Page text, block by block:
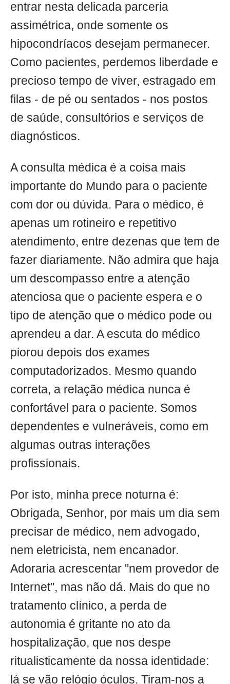
entrar nesta delicada parceria
assimétrica, onde somente os
hipocondríacos desejam permanecer.
Como pacientes, perdemos liberdade e
precioso tempo de viver, estragado em
filas - de pé ou sentados - nos postos
de saúde, consultórios e serviços de
diagnósticos.
A consulta médica é a coisa mais
importante do Mundo para o paciente
com dor ou dúvida. Para o médico, é
apenas um rotineiro e repetitivo
atendimento, entre dezenas que tem de
fazer diariamente. Não admira que haja
um descompasso entre a atenção
atenciosa que o paciente espera e o
tipo de atenção que o médico pode ou
aprendeu a dar. A escuta do médico
piorou depois dos exames
computadorizados. Mesmo quando
correta, a relação médica nunca é
confortável para o paciente. Somos
dependentes e vulneráveis, como em
algumas outras interações
profissionais.
Por isto, minha prece noturna é:
Obrigada, Senhor, por mais um dia sem
precisar de médico, nem advogado,
nem eletricista, nem encanador.
Adoraria acrescentar "nem provedor de
Internet", mas não dá. Mais do que no
tratamento clínico, a perda de
autonomia é gritante no ato da
hospitalização, que nos despe
ritualisticamente da nossa identidade:
lá se vão relógio óculos. Tiram-nos a